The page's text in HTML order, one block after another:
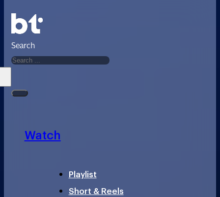
Search
Watch
Playlist
Short & Reels